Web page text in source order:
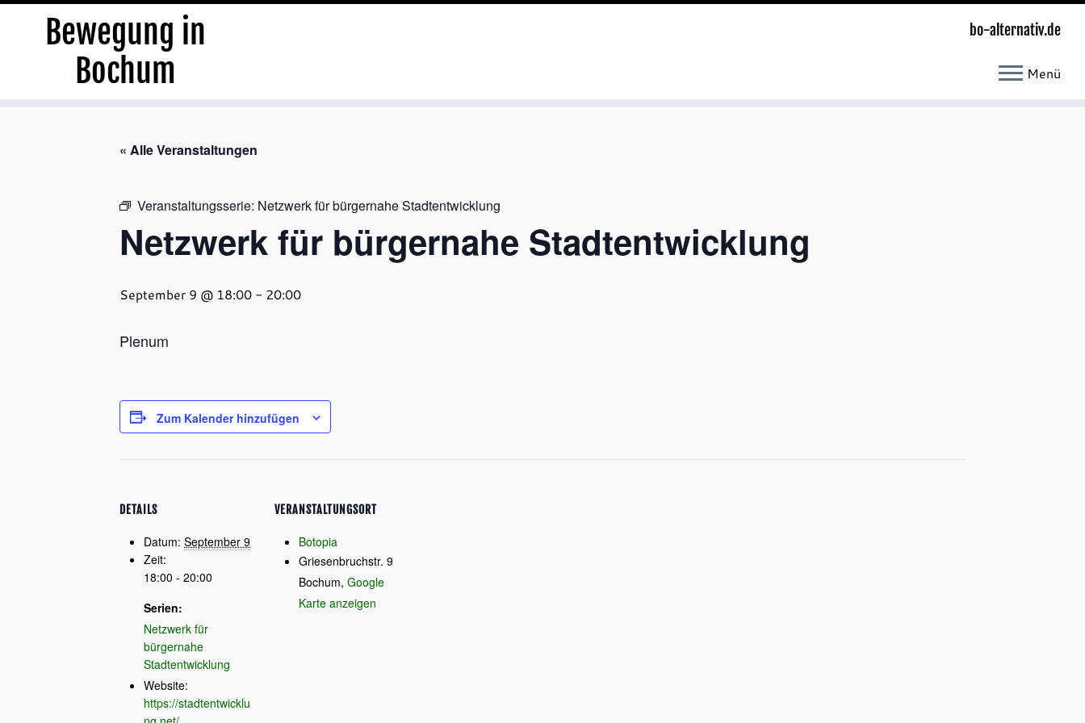
Bewegung in
Bochum
bo-alternativ.de
Menü
« Alle Veranstaltungen
Veranstaltungsserie: Netzwerk für bürgernahe Stadtentwicklung
Netzwerk für bürgernahe Stadtentwicklung
September 9 @ 18:00 - 20:00
Plenum
Zum Kalender hinzufügen
DETAILS
Datum: September 9
Zeit:
18:00 - 20:00
Serien:
Netzwerk für
bürgernahe
Stadtentwicklung
Website:
https://stadtentwicklu
VERANSTALTUNGSORT
Botopia
Griesenbruchstr. 9
Bochum, Google
Karte anzeigen